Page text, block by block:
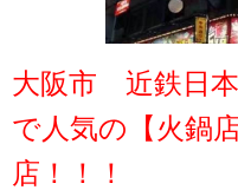
大阪市 近鉄日
で人気の【火鍋
店！！！